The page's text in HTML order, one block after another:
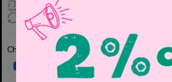
Giao hàng toàn quốc
Đổi hàng 3 ngày (HCM), 7 ngày (Tỉnh)
Chia sẻ